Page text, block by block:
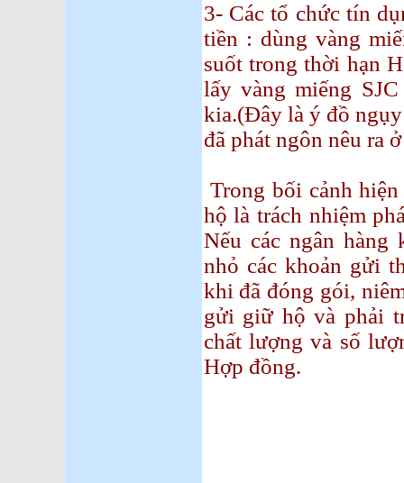
3- Các tổ chức tín
tiền : dùng vàng
suốt trong thời hạn
lấy vàng miếng
kia.(Đây là ý đồ
đã phát ngôn nêu ra
Trong bối cảnh
hộ là trách nhiệm
Nếu các ngân hàng
nhỏ các khoản gửi
khi đã đóng gói,
gửi giữ hộ và phải
chất lượng và số
Hợp đồng.